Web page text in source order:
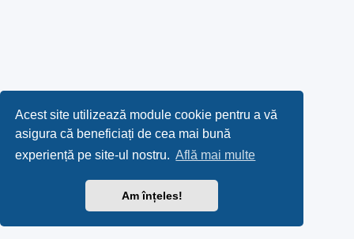
Acest site utilizează module cookie pentru a vă
asigura că beneficiați de cea mai bună
experiență pe site-ul nostru. Află mai multe
Am înțeles!